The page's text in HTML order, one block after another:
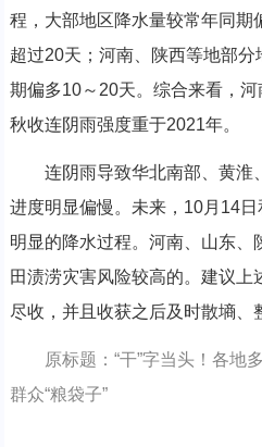
程，大部地区降水量较常年同期
超过20天；河南、陕西等地部
期偏多10～20天。综合来看，
秋收连阴雨强度重于2021年。
连阴雨导致华北南部、黄淮
进度明显偏慢。未来，10月14
明显的降水过程。河南、山东、
田渍涝灾害风险较高的。建议上
尽收，并且收获之后及时散墒、
原标题：“干”字当头！各地
群众“粮袋子”